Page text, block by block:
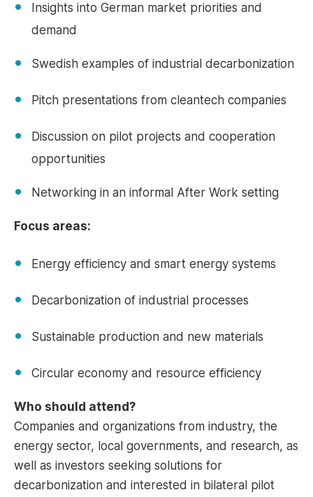
Insights into German market priorities and
demand
Swedish examples of industrial decarbonization
Pitch presentations from cleantech companies
Discussion on pilot projects and cooperation
opportunities
Networking in an informal After Work setting
Focus areas:
Energy efficiency and smart energy systems
Decarbonization of industrial processes
Sustainable production and new materials
Circular economy and resource efficiency
Who should attend?
Companies and organizations from industry, the
energy sector, local governments, and research, as
well as investors seeking solutions for
decarbonization and interested in bilateral pilot